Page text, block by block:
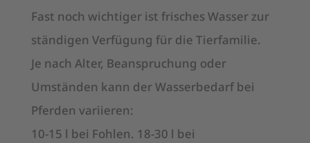
Fast noch wichtiger ist frisches Wasser zur
ständigen Verfügung für die Tierfamilie.
Je nach Alter, Beanspruchung oder
Umständen kann der Wasserbedarf bei
Pferden variieren:
10-15 l bei Fohlen. 18-30 l bei